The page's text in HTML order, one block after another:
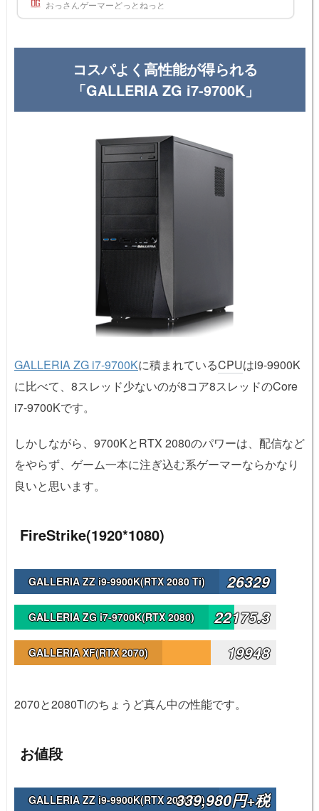
おっさんゲーマーどっとねっと
コスパよく高性能が得られる
「GALLERIA ZG i7-9700K」
GALLERIA ZG i7-9700Kに積まれているCPUはi9-9900K
に比べて、8スレッド少ないのが8コア8スレッドのCore
i7-9700Kです。
しかしながら、9700KとRTX 2080のパワーは、配信など
をやらず、ゲーム一本に注ぎ込む系ゲーマーならかなり
良いと思います。
FireStrike(1920*1080)
GALLERIA ZZ i9-9900K(RTX 2080 Ti) 26329
GALLERIA ZG i7-9700K(RTX 2080) 22175.3
GALLERIA XF(RTX 2070) 19948
2070と2080Tiのちょうど真ん中の性能です。
お値段
GALLERIA ZZ i9-9900K(RTX 2080 Ti)339,980円+税